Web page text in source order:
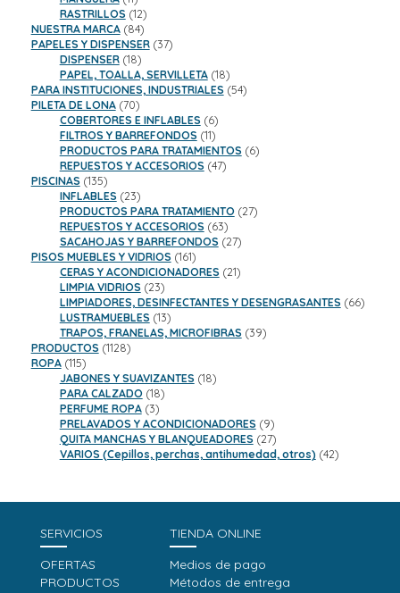
productos
RASTRILLOS 1212
productos
NUESTRA MARCA 8484
productos
PAPELES Y DISPENSER 3737
DISPENSER 1818
productos
PAPEL, TOALLA, SERVILLETA 1818
productos
PARA INSTITUCIONES, INDUSTRIALES 5454
PILETA DE LONA 7070
productos
COBERTORES E INFLABLES 66
productos
FILTROS Y BARREFONDOS 1111
productos
PRODUCTOS PARA TRATAMIENTOS 66
REPUESTOS Y ACCESORIOS 4747
PISCINAS 135135
productos
INFLABLES 2323
productos
PRODUCTOS PARA TRATAMIENTO 2727
REPUESTOS Y ACCESORIOS 6363
productos
SACAHOJAS Y BARREFONDOS 2727
PISOS MUEBLES Y VIDRIOS 161161
productos
CERAS Y ACONDICIONADORES 2121
LIMPIA VIDRIOS 2323
productos
LIMPIADORES, DESINFECTANTES Y DESENGRASANTES 6666
LUSTRAMUEBLES 1313
productos
TRAPOS, FRANELAS, MICROFIBRAS 3939
PRODUCTOS 11281128
ROPA 115115
productos
JABONES Y SUAVIZANTES 1818
PARA CALZADO 1818
PERFUME ROPA 33
productos
PRELAVADOS Y ACONDICIONADORES 99
productos
QUITA MANCHAS Y BLANQUEADORES 2727
productos
VARIOS (Cepillos, perchas, antihumedad, otros) 4242
SERVICIOS
OFERTAS
PRODUCTOS
TIENDA ONLINE
Medios de pago
Métodos de entrega